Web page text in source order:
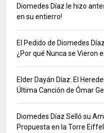
Diomedes Díaz le hizo
en su entierro!
El Pedido de Diomedes
¿Por qué Nunca se Vieron
Elder Dayán Díaz: El
Última Canción de Ómar
Diomedes Díaz Selló su
Propuesta en la Torre